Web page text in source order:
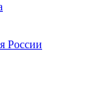
России